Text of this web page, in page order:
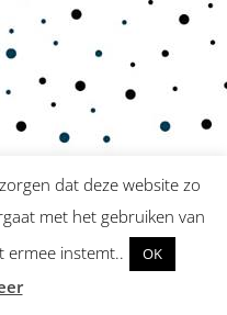
dat deze website zo
met het gebruiken van
ermee instemt..
OK